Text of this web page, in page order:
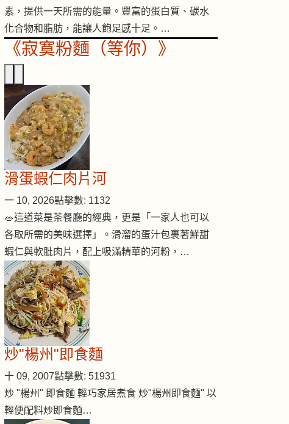
素，提供一天所需的能量。豐富的蛋白質、碳水
化合物和脂肪，能讓人飽足感十足。…
《寂寞粉麵（等你）》
滑蛋蝦仁肉片河
一 10, 2026點擊數: 1132
🥗這道菜是茶餐廳的經典，更是「一家人也可以
各取所需的美味選擇」。滑溜的蛋汁包裹著鮮甜
蝦仁與軟肶肉片，配上吸滿精華的河粉，…
炒"楊州"即食麵
十 09, 2007點擊數: 51931
炒 "楊州" 即食麵 輕巧家居煮食 炒"楊州即食麵" 以
輕便配料炒即食麵…